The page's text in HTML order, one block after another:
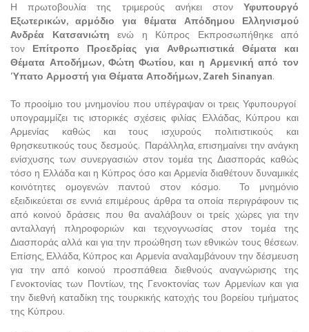
Η πρωτοβουλία της τριμερούς ανήκει στον Υφυπουργό
Εξωτερικών, αρμόδιο για θέματα Απόδημου Ελληνισμού
Ανδρέα Κατσανιώτη ενώ η Κύπρος Εκπροσωπήθηκε από
τον Επίτροπο Προεδρίας για Ανθρωπιστικά Θέματα και
Θέματα Αποδήμων, Φώτη Φωτίου, και η Αρμενική από τον
Ύπατο Αρμοστή για Θέματα Αποδήμων, Zareh Sinanyan.
Το προοίμιο του μνημονίου που υπέγραψαν οι τρεις Υφυπουργοί
υπογραμμίζει τις ιστορικές σχέσεις φιλίας Ελλάδας, Κύπρου και
Αρμενίας καθώς και τους ισχυρούς πολιτιστικούς και
θρησκευτικούς τους δεσμούς. Παράλληλα, επισημαίνει την ανάγκη
ενίσχυσης των συνεργασιών στον τομέα της Διασποράς καθώς
τόσο η Ελλάδα και η Κύπρος όσο και Αρμενία διαθέτουν δυναμικές
κοινότητες ομογενών παντού στον κόσμο. Το μνημόνιο
εξειδικεύεται σε εννιά επιμέρους άρθρα τα οποία περιγράφουν τις
από κοινού δράσεις που θα αναλάβουν οι τρείς χώρες για την
ανταλλαγή πληροφοριών και τεχνογνωσίας στον τομέα της
Διασποράς αλλά και για την προώθηση των εθνικών τους θέσεων.
Επίσης, Ελλάδα, Κύπρος και Αρμενία αναλαμβάνουν την δέσμευση
για την από κοινού προσπάθεια διεθνούς αναγνώρισης της
Γενοκτονίας των Ποντίων, της Γενοκτονίας των Αρμενίων και για
την διεθνή καταδίκη της τουρκικής κατοχής του βορείου τμήματος
της Κύπρου.